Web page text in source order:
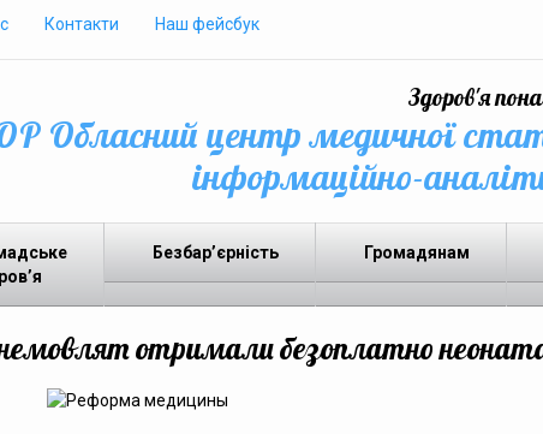
Контакти Наш фейсбук
Здоров'я
Обласний центр медичної
інформаційно-
Безбар’єрність Громадянам
отримали безоплатно